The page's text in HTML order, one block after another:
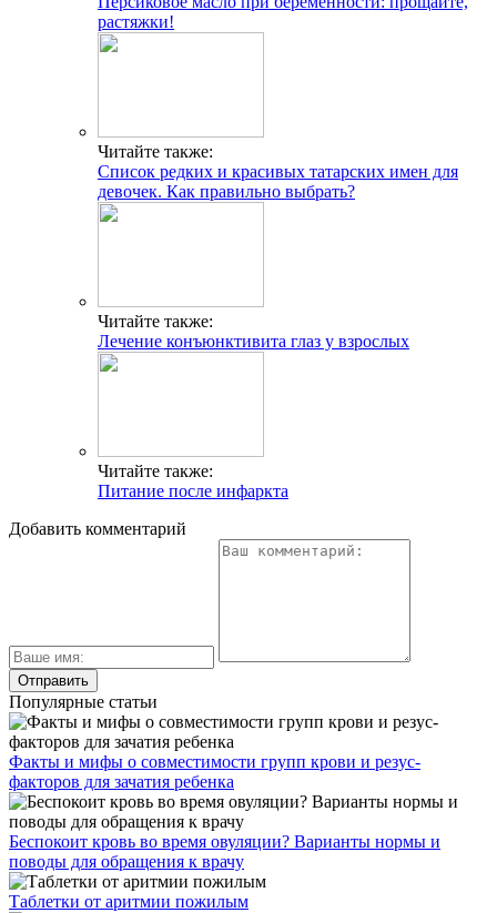
растяжки!
Читайте также:
Список редких и красивых татарских имен для
девочек. Как правильно выбрать?
Читайте также:
Лечение конъюнктивита глаз у взрослых
Читайте также:
Питание после инфаркта
Добавить комментарий
Популярные статьи
Факты и мифы о совместимости групп крови и резус-
факторов для зачатия ребенка
Беспокоит кровь во время овуляции? Варианты нормы и
поводы для обращения к врачу
Таблетки от аритмии пожилым